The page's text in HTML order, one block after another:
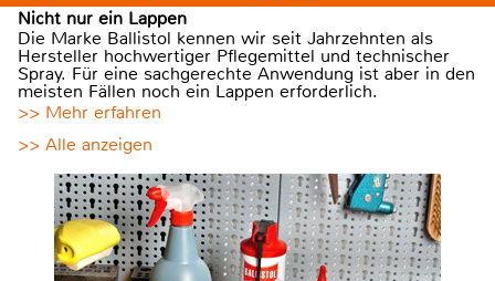
Nicht nur ein Lappen
Die Marke Ballistol kennen wir seit Jahrzehnten als
Hersteller hochwertiger Pflegemittel und technischer
Spray. Für eine sachgerechte Anwendung ist aber in den
meisten Fällen noch ein Lappen erforderlich.
>> Mehr erfahren
>> Alle anzeigen